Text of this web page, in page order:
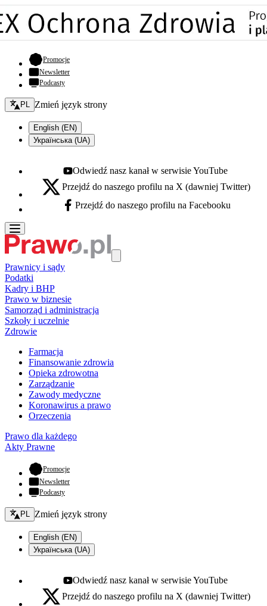
Promocje- otwiera się w nowej karcie
Newsletter
Podcasty
Zmień język - bieżący:
PL Zmień język strony
English (EN)
Українська (UA)
Youtube - otwiera się w nowej karcie
Odwiedź nasz kanał w serwisie YouTube
X - otwiera się w nowej karcie
Przejdź do naszego profilu na X (dawniej Twitter)
Facebook - otwiera się w nowej karcie
Przejdź do naszego profilu na Facebooku
Prawnicy i sądy
Podatki
Kadry i BHP
Prawo w biznesie
Samorząd i administracja
Szkoły i uczelnie
Zdrowie
Farmacja
Finansowanie zdrowia
Opieka zdrowotna
Zarządzanie
Zawody medyczne
Koronawirus a prawo
Orzeczenia
Prawo dla każdego
Akty Prawne
Promocje- otwiera się w nowej karcie
Newsletter
Podcasty
Zmień język - bieżący:
PL Zmień język strony
English (EN)
Українська (UA)
Youtube - otwiera się w nowej karcie
Odwiedź nasz kanał w serwisie YouTube
X - otwiera się w nowej karcie
Przejdź do naszego profilu na X (dawniej Twitter)